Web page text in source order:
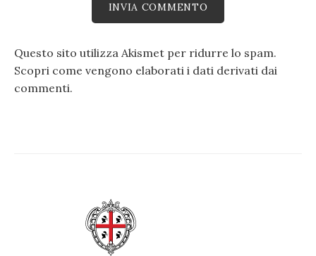
Questo sito utilizza Akismet per ridurre lo spam.
Scopri come vengono elaborati i dati derivati dai
commenti.